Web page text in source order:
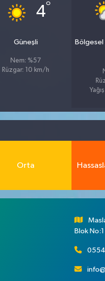
4°
Güneşli
Nem: %57
Rüzgar: 10 km/h
Orta
Blok